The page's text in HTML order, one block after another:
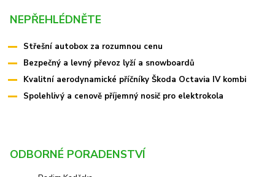
NEPŘEHLÉDNĚTE
Střešní autobox za rozumnou cenu
Bezpečný a levný převoz lyží a snowboardů
Kvalitní aerodynamické příčníky Škoda Octavia IV kombi
Spolehlivý a cenově příjemný nosič pro elektrokola
ODBORNÉ PORADENSTVÍ